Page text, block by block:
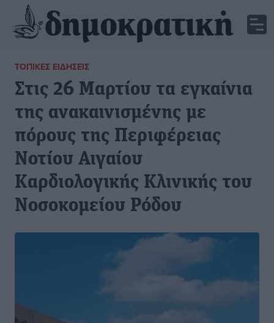
ΤΟΠΙΚΈΣ ΕΙΔΉΣΕΙΣ
Στις 26 Μαρτίου τα εγκαίνια
της ανακαινισμένης με
πόρους της Περιφέρειας
Νοτίου Αιγαίου
Καρδιολογικής Κλινικής του
Νοσοκομείου Ρόδου